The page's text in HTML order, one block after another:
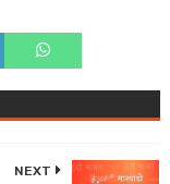
NEXT